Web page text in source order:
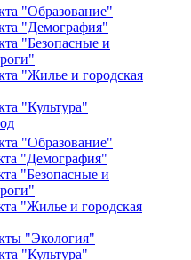
"Образование"
"Демография"
"Безопасные и
"Жилье и городская
"Культура"
"Образование"
"Демография"
"Безопасные и
"Жилье и городская
"Экология"
"Культура"